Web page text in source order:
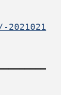
2021021